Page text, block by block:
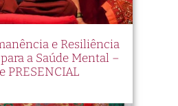
e Resiliência
a Saúde Mental –
PRESENCIAL